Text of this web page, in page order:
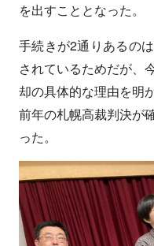
を出すこととなった。
手続きが2通りあるの
されているためだが、
却の具体的な理由を明
前年の札幌高裁判決が
った。